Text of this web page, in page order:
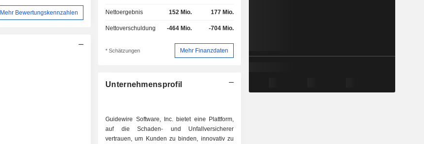
Mehr Bewertungskennzahlen Nettoergebnis 152 Mio. 177 Mio.
Nettoverschuldung -464 Mio. -704 Mio.
* Schätzungen Mehr Finanzdaten
Unternehmensprofil
Guidewire Software, Inc. bietet eine Plattform,
auf die Schaden- und Unfallversicherer
vertrauen, um Kunden zu binden, innovativ zu